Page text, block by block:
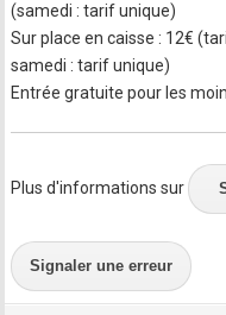
(samedi : tarif unique)
Sur place en caisse : 12€
samedi : tarif unique)
Entrée gratuite pour les
Plus d'informations sur
Signaler une erreur